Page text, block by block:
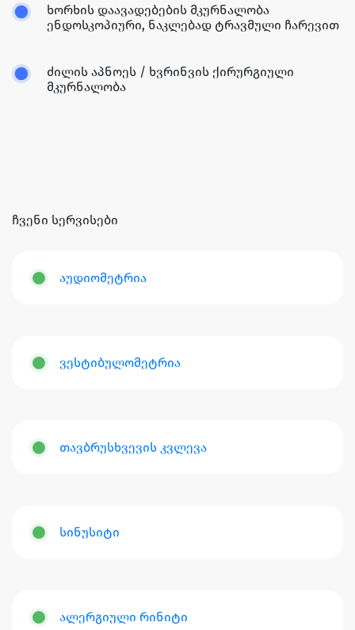
ხორხის დაავადებების მკურნალობა
ენდოსკოპიური, ნაკლებად ტრავმული ჩარევით
ძილის აპნოეს / ხვრინვის ქირურგიული
მკურნალობა
ჩვენი სერვისები
აუდიომეტრია
ვესტიბულომეტრია
თავბრუსხვევის კვლევა
სინუსიტი
ალერგიული რინიტი